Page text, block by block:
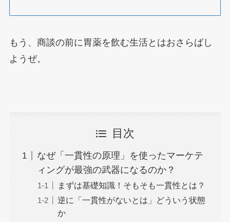
もう、商談の前に胃薬を飲む生活とはおさらばし
ようぜ。
目次
なぜ「一貫性の原理」を使ったマーケテ
ィングが最強の武器になるのか？
まずは基礎知識！そもそも一貫性とは？
逆に「一貫性がないとは」どういう状態
か